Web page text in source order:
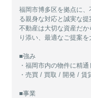
福岡市博多区を拠点に、
る親身な対応と誠実な提
不動産は大切な資産だ
り添い、最適なご提案を
■強み
・福岡市内の物件に精
・売買 / 買取 / 開発 /
■事業